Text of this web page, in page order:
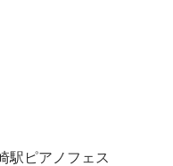
駅ピアノフェス